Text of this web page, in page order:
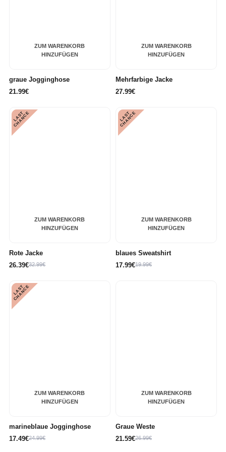
ZUM WARENKORB
HINZUFÜGEN
graue Jogginghose
21.99€
ZUM WARENKORB
HINZUFÜGEN
Mehrfarbige Jacke
27.99€
ZUM WARENKORB
HINZUFÜGEN
L
A
S
T
C
H
A
N
C
E
Rote Jacke
26.39€32.99€
ZUM WARENKORB
HINZUFÜGEN
L
A
S
T
C
H
A
N
C
E
blaues Sweatshirt
17.99€19.99€
ZUM WARENKORB
HINZUFÜGEN
L
A
S
T
C
H
A
N
C
E
marineblaue Jogginghose
17.49€24.99€
ZUM WARENKORB
HINZUFÜGEN
Graue Weste
21.59€26.99€